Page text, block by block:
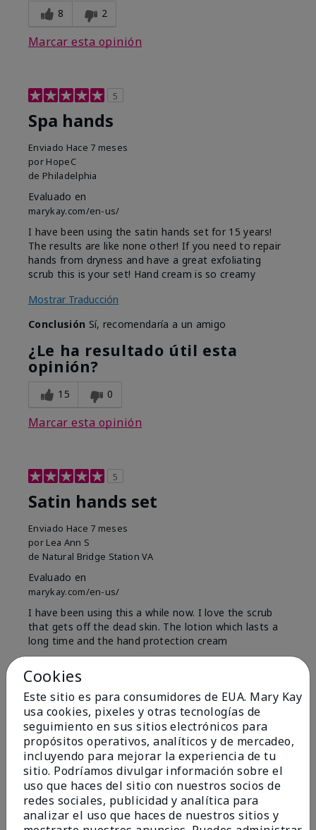
8 2
Marcar esta opinión
5
Spa hands
Enviado Hace 7 meses
por HopeC
de Philadelphia
Evaluado en
marykay.com/en-us/
I have been using the satin hands set for 15 years!
The results are like none other! If you need to repair
hands from dryness and have a great exfoliating
scrub this is your set! Hand cream is so creamy
Mostrar Traducción
Conclusión Sí, recomendaría a un amigo
¿Le ha resultado útil esta
opinión?
15 0
Marcar esta opinión
5
Satin hands set
Enviado Hace 7 meses
por Lea Ann S
de Natural Bridge Station VA
Evaluado en
marykay.com/en-us/
I have been using this a while now. I love the scrub
that gets off the dead skin. The lotion which lasts a
long time and the hand protection cream
Conclusión
Sí, recomendaría a un amigo
¿Le ha resultado útil esta
opinión?
15 0
Marcar esta opinión
Cookies
Este sitio es para consumidores de EUA. Mary Kay
usa cookies, pixeles y otras tecnologías de
seguimiento en sus sitios electrónicos para
propósitos operativos, analíticos y de mercadeo,
incluyendo para mejorar la experiencia de tu
sitio. Podríamos divulgar información sobre el
uso que haces del sitio con nuestros socios de
redes sociales, publicidad y analítica para
analizar el uso que haces de nuestros sitios y